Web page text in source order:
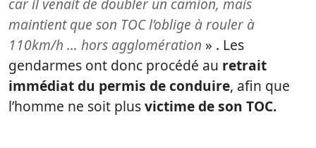
maintient que son TOC l’oblige à rouler à
110km/h … hors agglomération » . Les
gendarmes ont donc procédé au retrait
immédiat du permis de conduire, afin que
l’homme ne soit plusvictime de son TOC.